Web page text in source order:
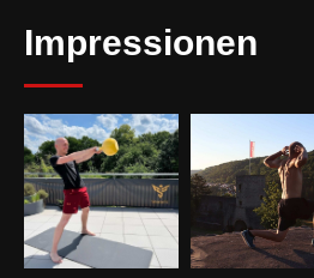
Impressionen